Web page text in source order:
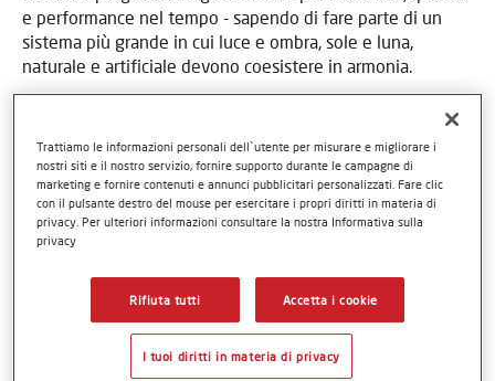
e performance nel tempo - sapendo di fare parte di un
sistema più grande in cui luce e ombra, sole e luna,
naturale e artificiale devono coesistere in armonia.
Trattiamo le informazioni personali dell`utente per misurare e migliorare i
nostri siti e il nostro servizio, fornire supporto durante le campagne di
marketing e fornire contenuti e annunci pubblicitari personalizzati. Fare clic
con il pulsante destro del mouse per esercitare i propri diritti in materia di
privacy. Per ulteriori informazioni consultare la nostra Informativa sulla
privacy
Rifiuta tutti Accetta i cookie
I tuoi diritti in materia di privacy